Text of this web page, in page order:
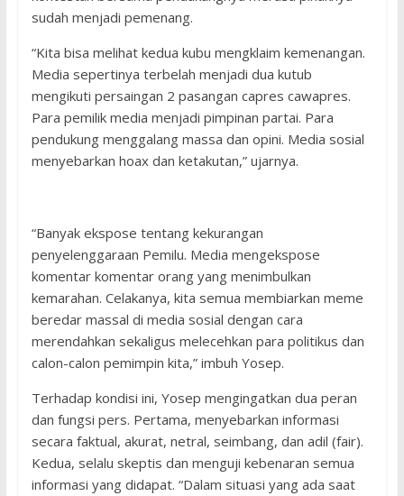
sudah menjadi pemenang.
“Kita bisa melihat kedua kubu mengklaim kemenangan.
Media sepertinya terbelah menjadi dua kutub
mengikuti persaingan 2 pasangan capres cawapres.
Para pemilik media menjadi pimpinan partai. Para
pendukung menggalang massa dan opini. Media sosial
menyebarkan hoax dan ketakutan,” ujarnya.
“Banyak ekspose tentang kekurangan
penyelenggaraan Pemilu. Media mengekspose
komentar komentar orang yang menimbulkan
kemarahan. Celakanya, kita semua membiarkan meme
beredar massal di media sosial dengan cara
merendahkan sekaligus melecehkan para politikus dan
calon-calon pemimpin kita,” imbuh Yosep.
Terhadap kondisi ini, Yosep mengingatkan dua peran
dan fungsi pers. Pertama, menyebarkan informasi
secara faktual, akurat, netral, seimbang, dan adil (fair).
Kedua, selalu skeptis dan menguji kebenaran semua
informasi yang didapat. “Dalam situasi yang ada saat